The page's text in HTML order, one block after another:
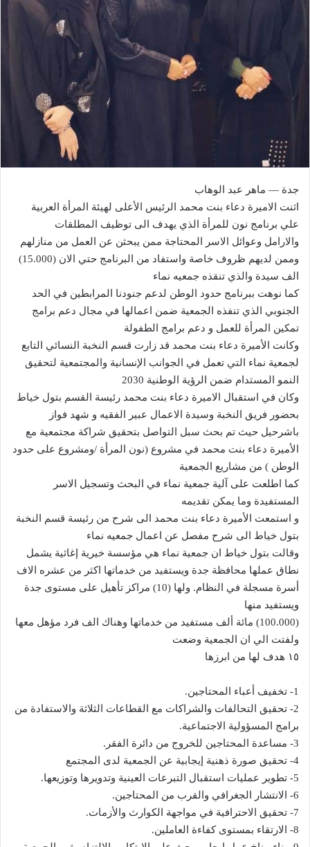
جدة — ماهر عبد الوهاب
اثنت الاميرة دعاء بنت محمد الرئيس الأعلى لهيئة المرأة العربية
علي برنامج نون للمرأة الذي يهدف الى توظيف المطلقات
والارامل وعوائل الاسر المحتاجة ممن يبحثن عن العمل من منازلهم
وممن لديهم ظروف خاصة واستفاد من البرنامج حتي الان (15.000)
الف سيدة والذي تنقذه جمعيه نماء
كما نوهت ببرنامج حدود الوطن لدعم جنودنا المرابطين في الحد
الجنوبي الذي تنفذه الجمعية ضمن اعمالها في مجال دعم برامج
تمكين المرأة للعمل و دعم برامج الطفولة
وكانت الأميرة دعاء بنت محمد قد زارت قسم النخبة النسائي التابع
لجمعية نماء التي تعمل في الجوانب الإنسانية والمجتمعية لتحقيق
النمو المستدام ضمن الرؤية الوطنية 2030
وكان في استقبال الاميرة دعاء بنت محمد رئيسة القسم بتول خياط
بحضور فريق النخبة وسيدة الاعمال عبير الفقيه و شهد فواز
باشرحيل حيث تم بحث سبل التواصل بتحقيق شراكة مجتمعية مع
الأميرة دعاء بنت محمد في مشروع (نون المرأة /ومشروع على حدود
الوطن ) من مشاريع الجمعية
كما اطلعت على آلية جمعية نماء في البحث وتسجيل الاسر
المستفيدة وما يمكن تقديمه
و استمعت الأميرة دعاء بنت محمد الى شرح من رئيسة قسم النخبة
بتول خياط الى شرح مفصل عن اعمال جمعيه نماء
وقالت بتول خياط ان جمعية نماء هي مؤسسة خيرية إغاثية يشمل
نطاق عملها محافظة جدة ويستفيد من خدماتها اكثر من عشره الاف
أسرة مسجلة في النظام. ولها (10) مراكز تأهيل على مستوى جدة
ويستفيد منها
(100.000) مائة ألف مستفيد من خدماتها وهناك الف فرد مؤهل معها
ولفتت الي ان الجمعية وضعت
١٥ هدف لها من ابرزها
1- تخفيف أعباء المحتاجين.
2- تحقيق التحالفات والشراكات مع القطاعات الثلاثة والاستفادة من
برامج المسؤولية الاجتماعية.
3- مساعدة المحتاجين للخروج من دائرة الفقر.
4- تحقيق صورة ذهنية إيجابية عن الجمعية لدى المجتمع
5- تطوير عمليات استقبال التبرعات العينية وتدويرها وتوزيعها.
6- الانتشار الجغرافي والقرب من المحتاجين.
7- تحقيق الاحترافية في مواجهة الكوارث والأزمات.
8- الارتقاء بمستوى كفاءة العاملين.